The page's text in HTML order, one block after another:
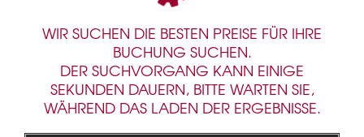
WIR SUCHEN DIE BESTEN PREISE FÜR IHRE
BUCHUNG SUCHEN.
DER SUCHVORGANG KANN EINIGE
SEKUNDEN DAUERN, BITTE WARTEN SIE,
WÄHREND DAS LADEN DER ERGEBNISSE.